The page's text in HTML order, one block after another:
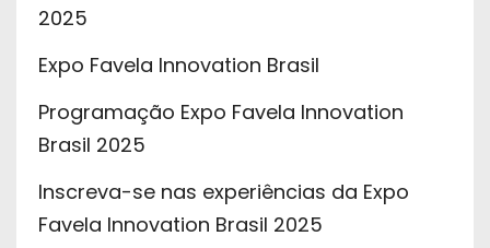
2025
Expo Favela Innovation Brasil
Programação Expo Favela Innovation
Brasil 2025
Inscreva-se nas experiências da Expo
Favela Innovation Brasil 2025